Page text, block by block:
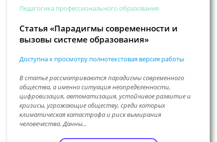
Педагогика профессионального образования
Статья «Парадигмы современности и
вызовы системе образования»
Доступна к просмотру полнотекстовая версия работы
В статье рассматриваются парадигмы современного
общества, а именно ситуация неопределенности,
цифровизация, автоматизация, устойчивое развитие и
кризисы, угрожающие обществу, среди которых
климатическая катастрофа и риск вымирания
человечества. Данны...